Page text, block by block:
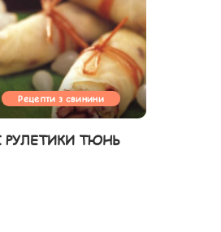
Рецепти з свинини
РУЛЕТИКИ ТЮНЬ